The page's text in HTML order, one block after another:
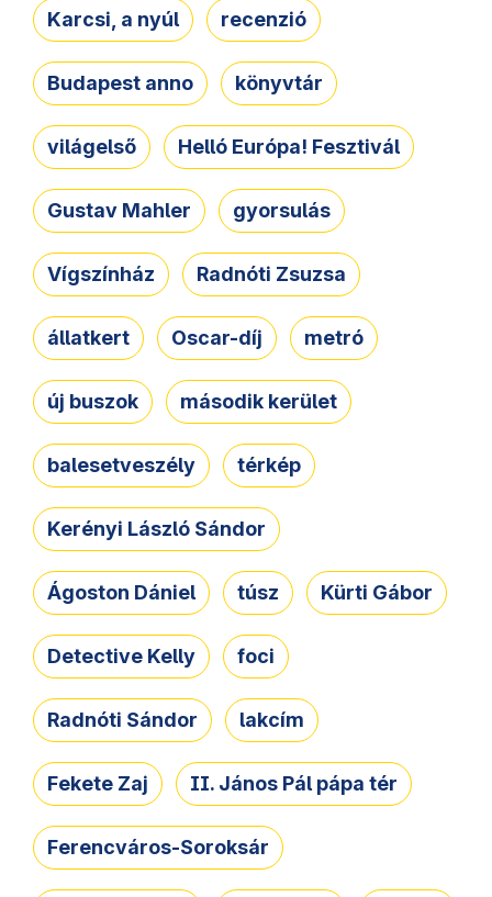
Karcsi, a nyúl recenzió
Budapest anno könyvtár
világelső Helló Európa! Fesztivál
Gustav Mahler gyorsulás
Vígszínház Radnóti Zsuzsa
állatkert Oscar-díj metró
új buszok második kerület
balesetveszély térkép
Kerényi László Sándor
Ágoston Dániel túsz Kürti Gábor
Detective Kelly foci
Radnóti Sándor lakcím
Fekete Zaj II. János Pál pápa tér
Ferencváros-Soroksár